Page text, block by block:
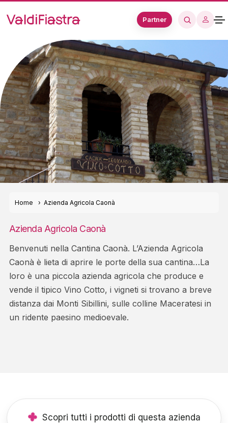
Partner
Home Azienda Agricola Caonà
Azienda Agricola Caonà
Benvenuti nella Cantina Caonà. L’Azienda Agricola
Caonà è lieta di aprire le porte della sua cantina…La
loro è una piccola azienda agricola che produce e
vende il tipico Vino Cotto, i vigneti si trovano a breve
distanza dai Monti Sibillini, sulle colline Maceratesi in
un ridente paesino medioevale.
Scopri tutti i prodotti di questa azienda